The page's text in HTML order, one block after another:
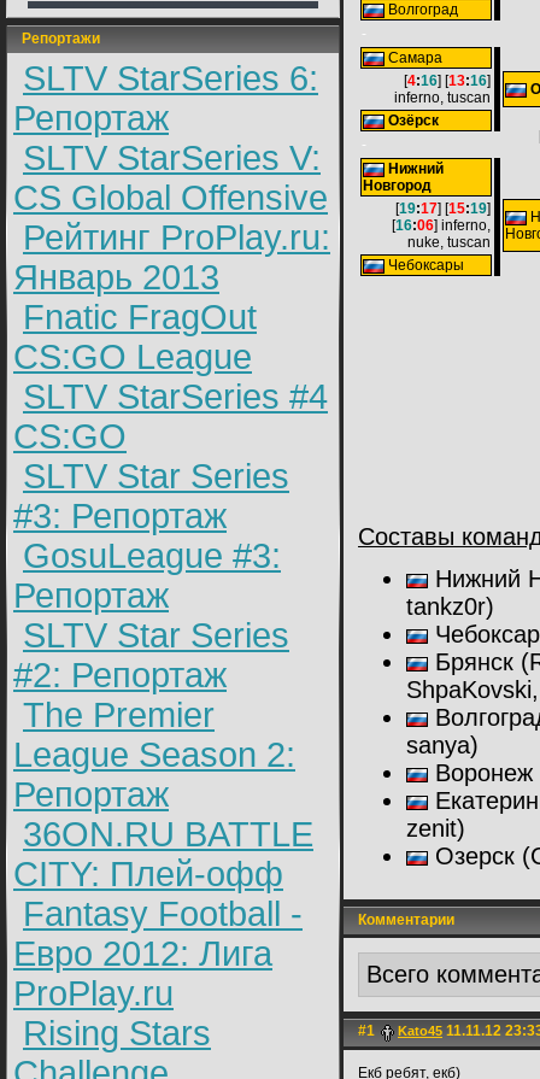
Репортажи
SLTV StarSeries 6:
Репортаж
SLTV StarSeries V:
CS Global Offensive
Рейтинг ProPlay.ru:
Январь 2013
Fnatic FragOut
CS:GO League
SLTV StarSeries #4
CS:GO
SLTV Star Series
#3: Репортаж
GosuLeague #3:
Репортаж
SLTV Star Series
#2: Репортаж
The Premier
League Season 2:
Репортаж
36ON.RU BATTLE
CITY: Плей-офф
Fantasy Football -
Евро 2012: Лига
ProPlay.ru
Rising Stars
Волгоград
-
Самара
[4:16] [13:16]
inferno, tuscan
Озёрск
-
Нижний
Новгород
[19:17] [15:19]
[16:06] inferno,
nuke, tuscan
Чебоксары
Составы
Нижний
tankz0r)
Брянск
sanya)
Воронеж
zenit)
Озерск
Комментарии
Всего
#1 Kato45 11.11.12
Екб ребят, екб)